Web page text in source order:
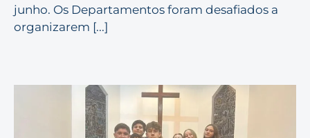
junho. Os Departamentos foram desafiados a
organizarem [...]